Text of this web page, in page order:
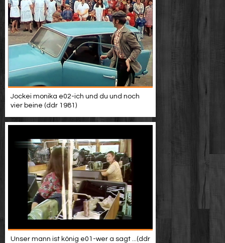
Jockei monika e02-ich und du und noch
vier beine (ddr 1981)
Unser mann ist könig e01-wer a sagt ...(ddr